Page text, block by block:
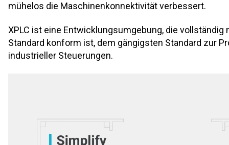
mühelos die Maschinenkonnektivität verbessert.
XPLC ist eine Entwicklungsumgebung, die vollständig
Standard konform ist, dem gängigsten Standard zur
industrieller Steuerungen.